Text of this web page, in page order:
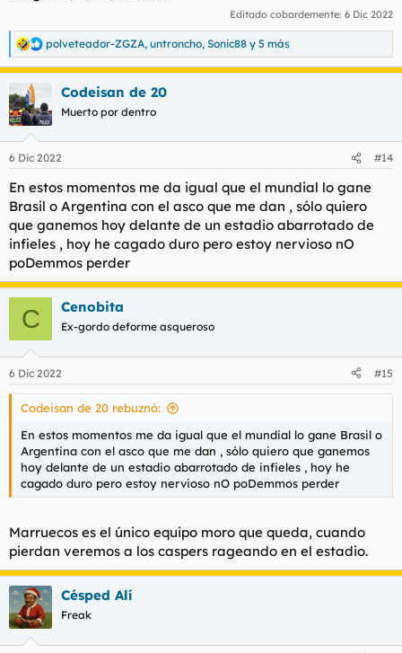
Editado cobardemente: 6 Dic 2022
R
e
a
c
c
i
e
:
polveteador-ZGZA, untroncho, Sonic88 y 5 más
Codeisan de 20
Muerto por dentro
6 Dic 2022 #14
En estos momentos me da igual que el mundial lo gane
Brasil o Argentina con el asco que me dan , sólo quiero
que ganemos hoy delante de un estadio abarrotado de
infieles , hoy he cagado duro pero estoy nervioso nO
poDemmos perder
C Cenobita
Ex-gordo deforme asqueroso
6 Dic 2022 #15
Codeisan de 20 rebuznó:
En estos momentos me da igual que el mundial lo gane Brasil o
Argentina con el asco que me dan , sólo quiero que ganemos
hoy delante de un estadio abarrotado de infieles , hoy he
cagado duro pero estoy nervioso nO poDemmos perder
Marruecos es el único equipo moro que queda, cuando
pierdan veremos a los caspers rageando en el estadio.
Césped Alí
Freak